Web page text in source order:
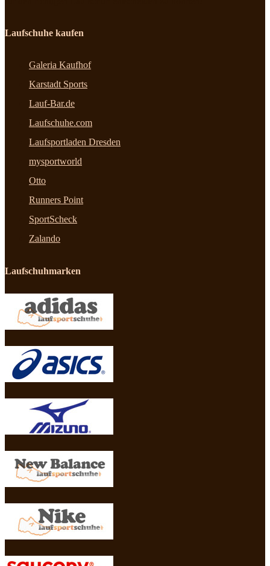
Laufschuhe kaufen
Galeria Kaufhof
Karstadt Sports
Lauf-Bar.de
Laufschuhe.com
Laufsportladen Dresden
mysportworld
Otto
Runners Point
SportScheck
Zalando
Laufschuhmarken